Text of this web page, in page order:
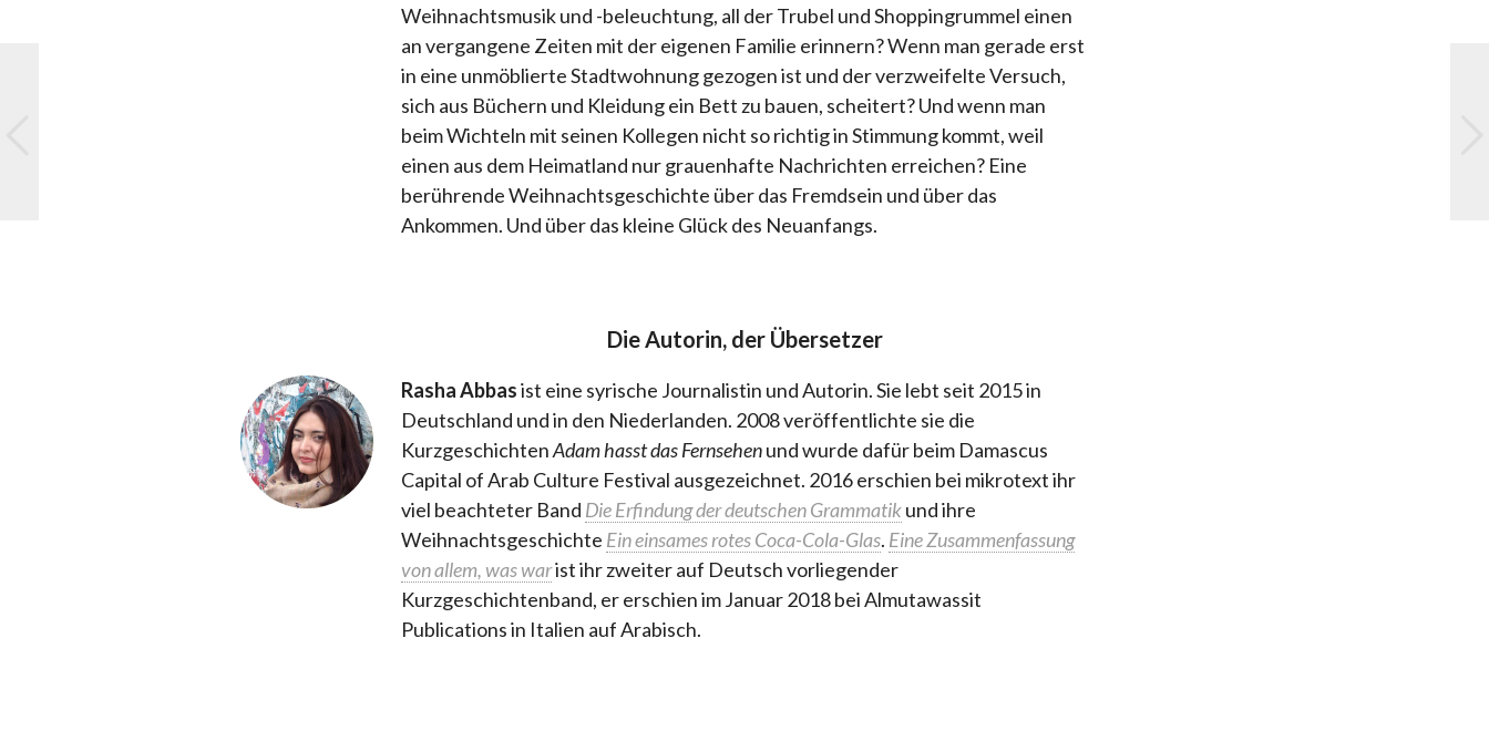
Weihnachtsmusik und -beleuchtung, all der Trubel und Shoppingrummel einen
an vergangene Zeiten mit der eigenen Familie erinnern? Wenn man gerade erst
in eine unmöblierte Stadtwohnung gezogen ist und der verzweifelte Versuch,
sich aus Büchern und Kleidung ein Bett zu bauen, scheitert? Und wenn man
beim Wichteln mit seinen Kollegen nicht so richtig in Stimmung kommt, weil
einen aus dem Heimatland nur grauenhafte Nachrichten erreichen? Eine
berührende Weihnachtsgeschichte über das Fremdsein und über das
Ankommen. Und über das kleine Glück des Neuanfangs.
Die Autorin, der Übersetzer
Rasha Abbasist eine syrische Journalistin und Autorin. Sie lebt seit 2015 in
Deutschland und in den Niederlanden. 2008 veröffentlichte sie die
KurzgeschichtenAdam hasst das Fernsehenund wurde dafür beim Damascus
Capital of Arab Culture Festival ausgezeichnet. 2016 erschien bei mikrotext ihr
viel beachteter Band Die Erfindung der deutschen Grammatikund ihre
Weihnachtsgeschichte Ein einsames rotes Coca-Cola-Glas. Eine Zusammenfassung
von allem, was warist ihr zweiter auf Deutsch vorliegender
Kurzgeschichtenband, er erschien im Januar 2018 bei Almutawassit
Publications in Italien auf Arabisch.